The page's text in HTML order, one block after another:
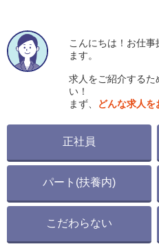
こんにちは！お仕
ます。
求人をご紹介するた
い！
まず、
どんな求人を
正社員
パート(扶養内)
こだわらない